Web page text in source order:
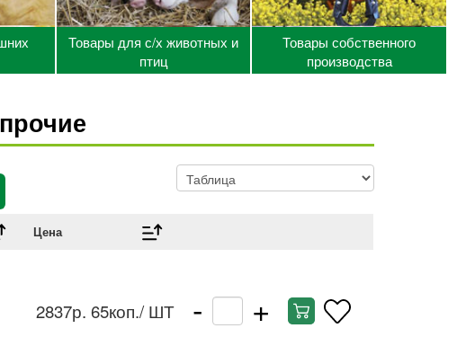
Товары для с/х животных и
птиц
Товары собственного
производства
Цена
2837р. 65коп./ ШТ - +